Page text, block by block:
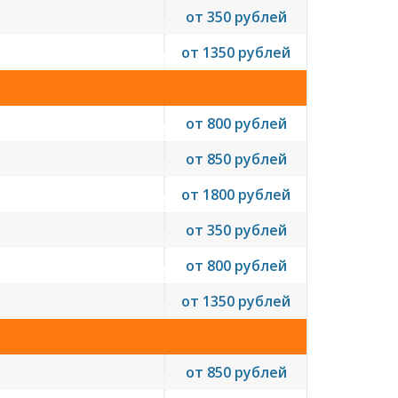
от 350 рублей
от 1350 рублей
от 800 рублей
от 850 рублей
от 1800 рублей
от 350 рублей
от 800 рублей
от 1350 рублей
от 850 рублей